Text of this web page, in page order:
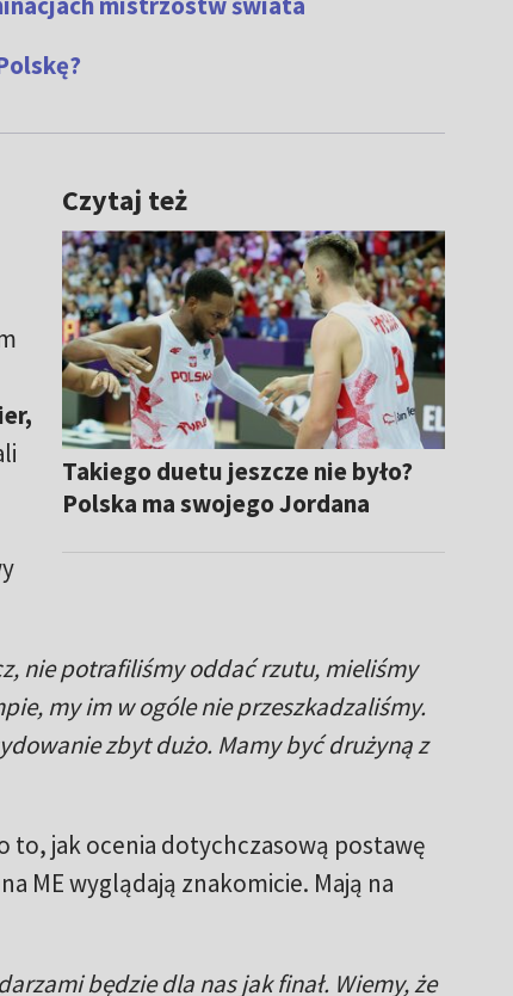
Czytaj też
Takiego duetu jeszcze nie było?
Polska ma swojego Jordana
nie potrafiliśmy oddać rzutu, mieliśmy
my im w ogóle nie przeszkadzaliśmy.
zbyt dużo. Mamy być drużyną z
to, jak ocenia dotychczasową postawę
ME wyglądają znakomicie. Mają na
będzie dla nas jak finał. Wiemy, że